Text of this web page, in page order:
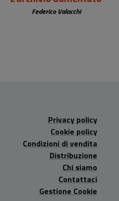
Federico Valacchi
Privacy policy
Cookie policy
Condizioni di vendita
Distribuzione
Chi siamo
Contattaci
Gestione Cookie